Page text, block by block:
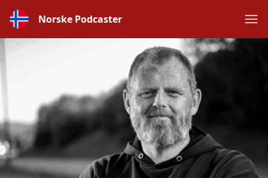
Norske Podcaster